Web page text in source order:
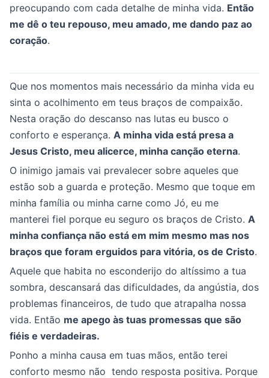
preocupando com cada detalhe de minha vida. Então
me dê o teu repouso, meu amado, me dando paz ao
coração.
Que nos momentos mais necessário da minha vida eu
sinta o acolhimento em teus braços de compaixão.
Nesta oração do descanso nas lutas eu busco o
conforto e esperança. A minha vida está presa a
Jesus Cristo, meu alicerce, minha canção eterna.
O inimigo jamais vai prevalecer sobre aqueles que
estão sob a guarda e proteção. Mesmo que toque em
minha família ou minha carne como Jó, eu me
manterei fiel porque eu seguro os braços de Cristo. A
minha confiança não está em mim mesmo mas nos
braços que foram erguidos para vitória, os de Cristo.
Aquele que habita no esconderijo do altíssimo a tua
sombra, descansará das dificuldades, da angústia, dos
problemas financeiros, de tudo que atrapalha nossa
vida. Então me apego às tuas promessas que são
fiéis e verdadeiras.
Ponho a minha causa em tuas mãos, então terei
conforto mesmo não tendo resposta positiva. Porque